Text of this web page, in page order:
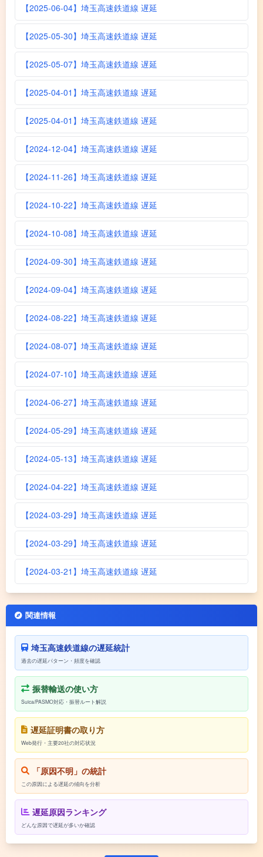
【2025-06-04】埼玉高速鉄道線 遅延
【2025-05-30】埼玉高速鉄道線 遅延
【2025-05-07】埼玉高速鉄道線 遅延
【2025-04-01】埼玉高速鉄道線 遅延
【2025-04-01】埼玉高速鉄道線 遅延
【2024-12-04】埼玉高速鉄道線 遅延
【2024-11-26】埼玉高速鉄道線 遅延
【2024-10-22】埼玉高速鉄道線 遅延
【2024-10-08】埼玉高速鉄道線 遅延
【2024-09-30】埼玉高速鉄道線 遅延
【2024-09-04】埼玉高速鉄道線 遅延
【2024-08-22】埼玉高速鉄道線 遅延
【2024-08-07】埼玉高速鉄道線 遅延
【2024-07-10】埼玉高速鉄道線 遅延
【2024-06-27】埼玉高速鉄道線 遅延
【2024-05-29】埼玉高速鉄道線 遅延
【2024-05-13】埼玉高速鉄道線 遅延
【2024-04-22】埼玉高速鉄道線 遅延
【2024-03-29】埼玉高速鉄道線 遅延
【2024-03-29】埼玉高速鉄道線 遅延
【2024-03-21】埼玉高速鉄道線 遅延
関連情報
埼玉高速鉄道線の遅延統計
過去の遅延パターン・頻度を確認
振替輸送の使い方
Suica/PASMO対応・振替ルート解説
遅延証明書の取り方
Web発行・主要20社の対応状況
「原因不明」の統計
この原因による遅延の傾向を分析
遅延原因ランキング
どんな原因で遅延が多いか確認